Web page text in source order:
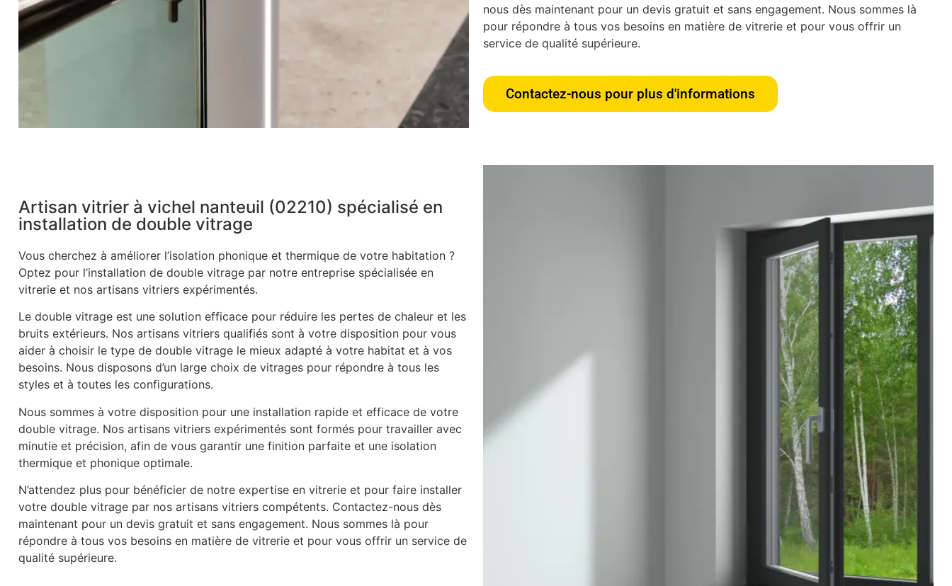
nous dès maintenant pour un devis gratuit et sans engagement. Nous sommes là
pour répondre à tous vos besoins en matière de vitrerie et pour vous offrir un
service de qualité supérieure.
Contactez-nous pour plus d'informations
Artisan vitrier à vichel nanteuil (02210) spécialisé en
installation de double vitrage
Vous cherchez à améliorer l’isolation phonique et thermique de votre habitation ?
Optez pour l’installation de double vitrage par notre entreprise spécialisée en
vitrerie et nos artisans vitriers expérimentés.
Le double vitrage est une solution efficace pour réduire les pertes de chaleur et les
bruits extérieurs. Nos artisans vitriers qualifiés sont à votre disposition pour vous
aider à choisir le type de double vitrage le mieux adapté à votre habitat et à vos
besoins. Nous disposons d’un large choix de vitrages pour répondre à tous les
styles et à toutes les configurations.
Nous sommes à votre disposition pour une installation rapide et efficace de votre
double vitrage. Nos artisans vitriers expérimentés sont formés pour travailler avec
minutie et précision, afin de vous garantir une finition parfaite et une isolation
thermique et phonique optimale.
N’attendez plus pour bénéficier de notre expertise en vitrerie et pour faire installer
votre double vitrage par nos artisans vitriers compétents. Contactez-nous dès
maintenant pour un devis gratuit et sans engagement. Nous sommes là pour
répondre à tous vos besoins en matière de vitrerie et pour vous offrir un service de
qualité supérieure.